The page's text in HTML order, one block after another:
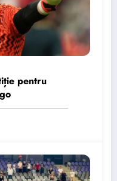
pentru